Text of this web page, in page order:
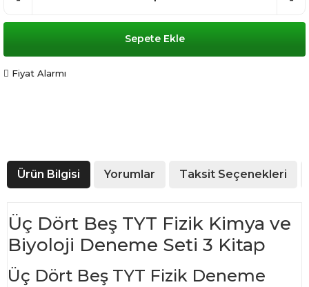
Sepete Ekle
Fiyat Alarmı
Ürün Bilgisi Yorumlar Taksit Seçenekleri
Üç Dört Beş TYT Fizik Kimya ve
Biyoloji Deneme Seti 3 Kitap
Üç Dört Beş TYT Fizik Deneme